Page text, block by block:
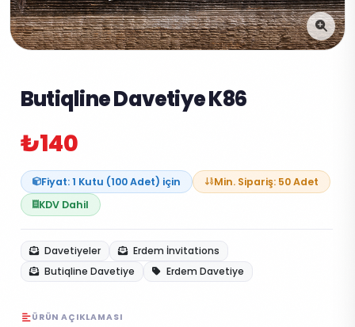
Butiqline Davetiye K86
₺140
Fiyat: 1 Kutu (100 Adet) için
Min. Sipariş: 50 Adet
KDV Dahil
Davetiyeler
Erdem İnvitations
Butiqline Davetiye
Erdem Davetiye
ÜRÜN AÇIKLAMASI